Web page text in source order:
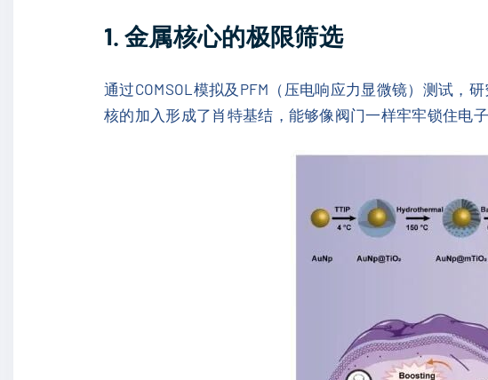
1. 金属核心的极限筛选
通过COMSOL模拟及PFM（压电响应力显微镜）测试，
核的加入形成了肖特基结，能够像阀门一样牢牢锁住电